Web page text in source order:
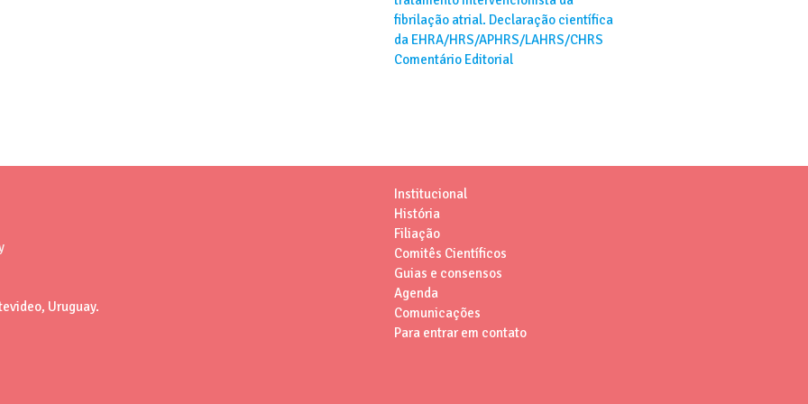
fibrilação atrial. Declaração científica
da EHRA/HRS/APHRS/LAHRS/CHRS
Comentário Editorial
Uruguay.
Institucional
História
Filiação
Comitês Científicos
Guias e consensos
Agenda
Comunicações
Para entrar em contato